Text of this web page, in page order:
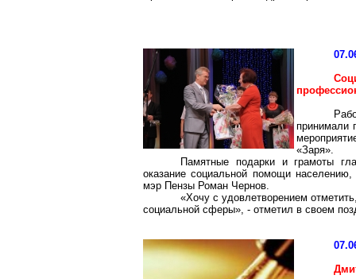
принимали
«Заря».
Памятные подарки и грамоты
оказание социальной помощи
мэр Пензы Роман Чернов.
«Хочу с удовлетворением
социальной сферы», - отметил в своем